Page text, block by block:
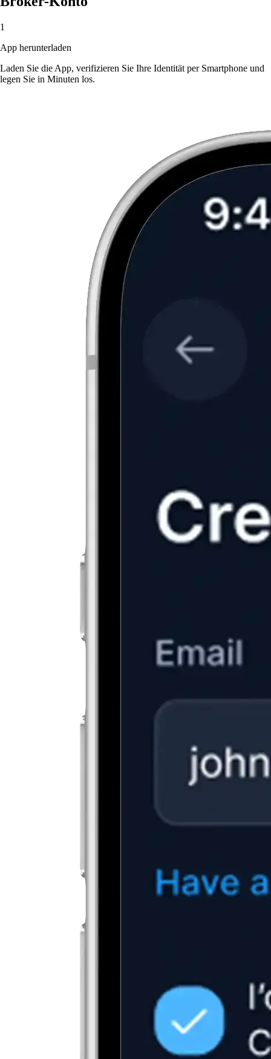
1
App herunterladen
Laden Sie die App, verifizieren Sie Ihre Identität per Smartphone und
legen Sie in Minuten los.